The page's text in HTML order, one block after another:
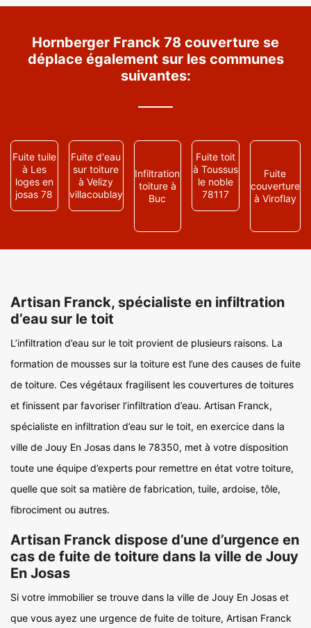
Hornberger Franck 78 couverture se
déplace également sur les communes
suivantes:
Fuite tuile
à Les
loges en
josas 78
Fuite d'eau
sur toiture
à Velizy
villacoublay
Infiltration
toiture à
Buc
Fuite toit
à Toussus
le noble
78117
Fuite
couverture
à Viroflay
Artisan Franck, spécialiste en infiltration
d’eau sur le toit
L’infiltration d’eau sur le toit provient de plusieurs raisons. La
formation de mousses sur la toiture est l’une des causes de fuite
de toiture. Ces végétaux fragilisent les couvertures de toitures
et finissent par favoriser l’infiltration d’eau. Artisan Franck,
spécialiste en infiltration d’eau sur le toit, en exercice dans la
ville de Jouy En Josas dans le 78350, met à votre disposition
toute une équipe d’experts pour remettre en état votre toiture,
quelle que soit sa matière de fabrication, tuile, ardoise, tôle,
fibrociment ou autres.
Artisan Franck dispose d’une d’urgence en
cas de fuite de toiture dans la ville de Jouy
En Josas
Si votre immobilier se trouve dans la ville de Jouy En Josas et
que vous ayez une urgence de fuite de toiture, Artisan Franck